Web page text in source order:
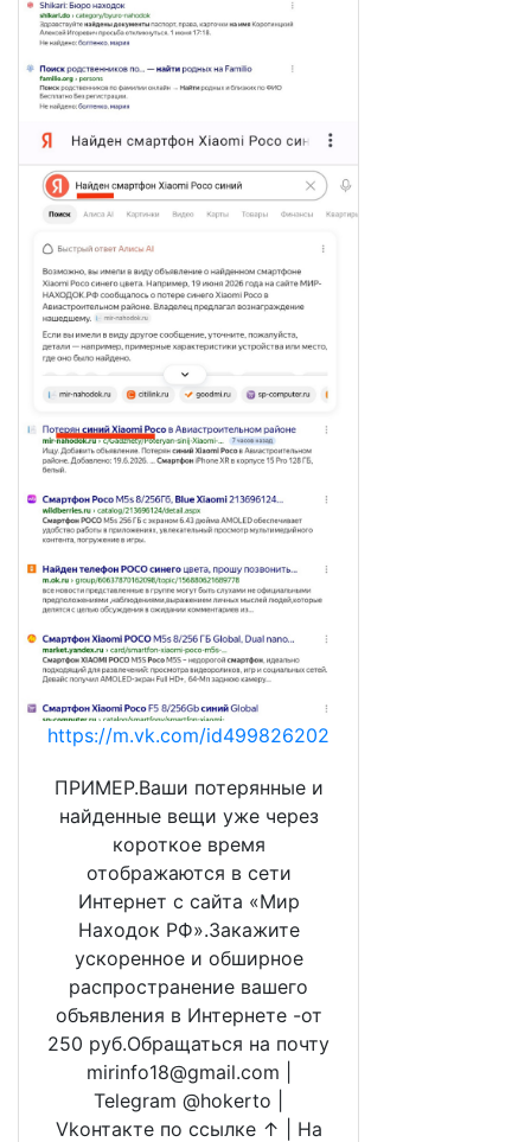
https://m.vk.com/id499826202
ПРИМЕР.Ваши потерянные и
найденные вещи уже через
короткое время
отображаются в сети
Интернет с сайта «Мир
Находок РФ».Закажите
ускоренное и обширное
распространение вашего
объявления в Интернете -от
250 руб.Обращаться на почту
mirinfo18@gmail.com |
Telegram @hokerto |
Vkонтакте по ссылке ↑ | На